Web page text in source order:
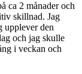
ca 2 månader och
skillnad. Jag
upplever den
och jag skulle
i veckan och